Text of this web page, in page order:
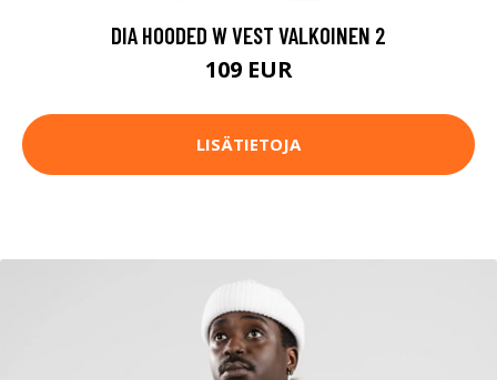
DIA HOODED W VEST VALKOINEN 2
109 EUR
LISÄTIETOJA